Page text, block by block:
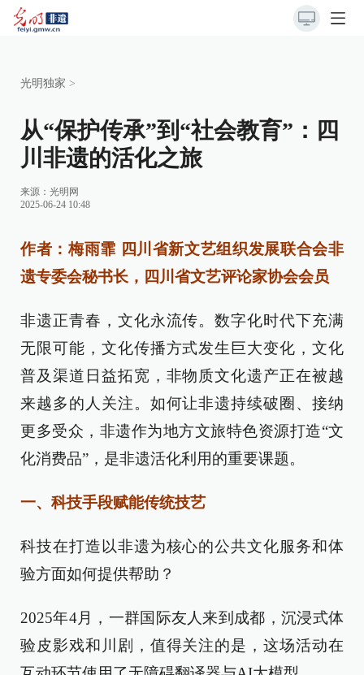
光明独家 >
从“保护传承”到“社会教育”：四
川非遗的活化之旅
来源： 光明网
2025-06-24 10:48
作者：梅雨霏 四川省新文艺组织发展联合会非
遗专委会秘书长，四川省文艺评论家协会会员
非遗正青春，文化永流传。数字化时代下充满
无限可能，文化传播方式发生巨大变化，文化
普及渠道日益拓宽，非物质文化遗产正在被越
来越多的人关注。如何让非遗持续破圈、接纳
更多受众，非遗作为地方文旅特色资源打造“文
化消费品”，是非遗活化利用的重要课题。
一、科技手段赋能传统技艺
科技在打造以非遗为核心的公共文化服务和体
验方面如何提供帮助？
2025年4月，一群国际友人来到成都，沉浸式体
验皮影戏和川剧，值得关注的是，这场活动在